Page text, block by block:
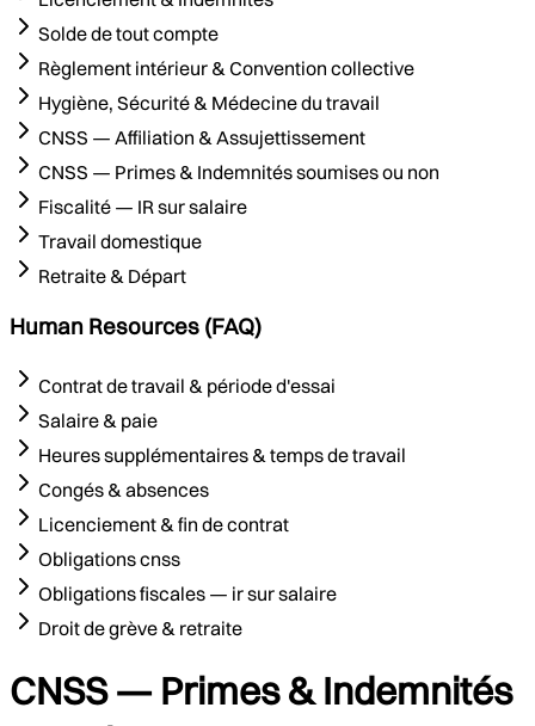
Solde de tout compte
Règlement intérieur & Convention collective
Hygiène, Sécurité & Médecine du travail
CNSS — Affiliation & Assujettissement
CNSS — Primes & Indemnités soumises ou non
Fiscalité — IR sur salaire
Travail domestique
Retraite & Départ
Human Resources (FAQ)
Contrat de travail & période d'essai
Salaire & paie
Heures supplémentaires & temps de travail
Congés & absences
Licenciement & fin de contrat
Obligations cnss
Obligations fiscales — ir sur salaire
Droit de grève & retraite
CNSS — Primes & Indemnités